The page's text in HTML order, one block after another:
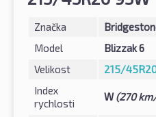
Značka
Model
Blizzak 6
Velikost
215/
Index
rychlosti
W(270